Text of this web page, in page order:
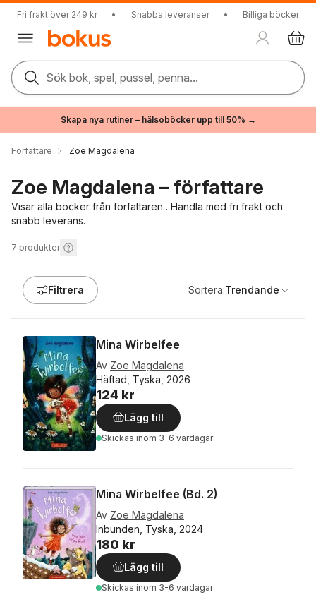
Fri frakt över 249 kr • Snabba leveranser • Billiga böcker
Sök bok, spel, pussel, penna...
Skapa nya rutiner – hälsoböcker upp till 50% →
Författare Zoe Magdalena
Zoe Magdalena – författare
Visar alla böcker från författaren . Handla med fri frakt och
snabb leverans.
7 produkter
Filtrera Sortera:Trendande
Mina Wirbelfee
Av Zoe Magdalena
Häftad, Tyska, 2026
124 kr
Lägg till
Skickas inom 3-6 vardagar
Mina Wirbelfee (Bd. 2)
Av Zoe Magdalena
Inbunden, Tyska, 2024
180 kr
Lägg till
Skickas inom 3-6 vardagar